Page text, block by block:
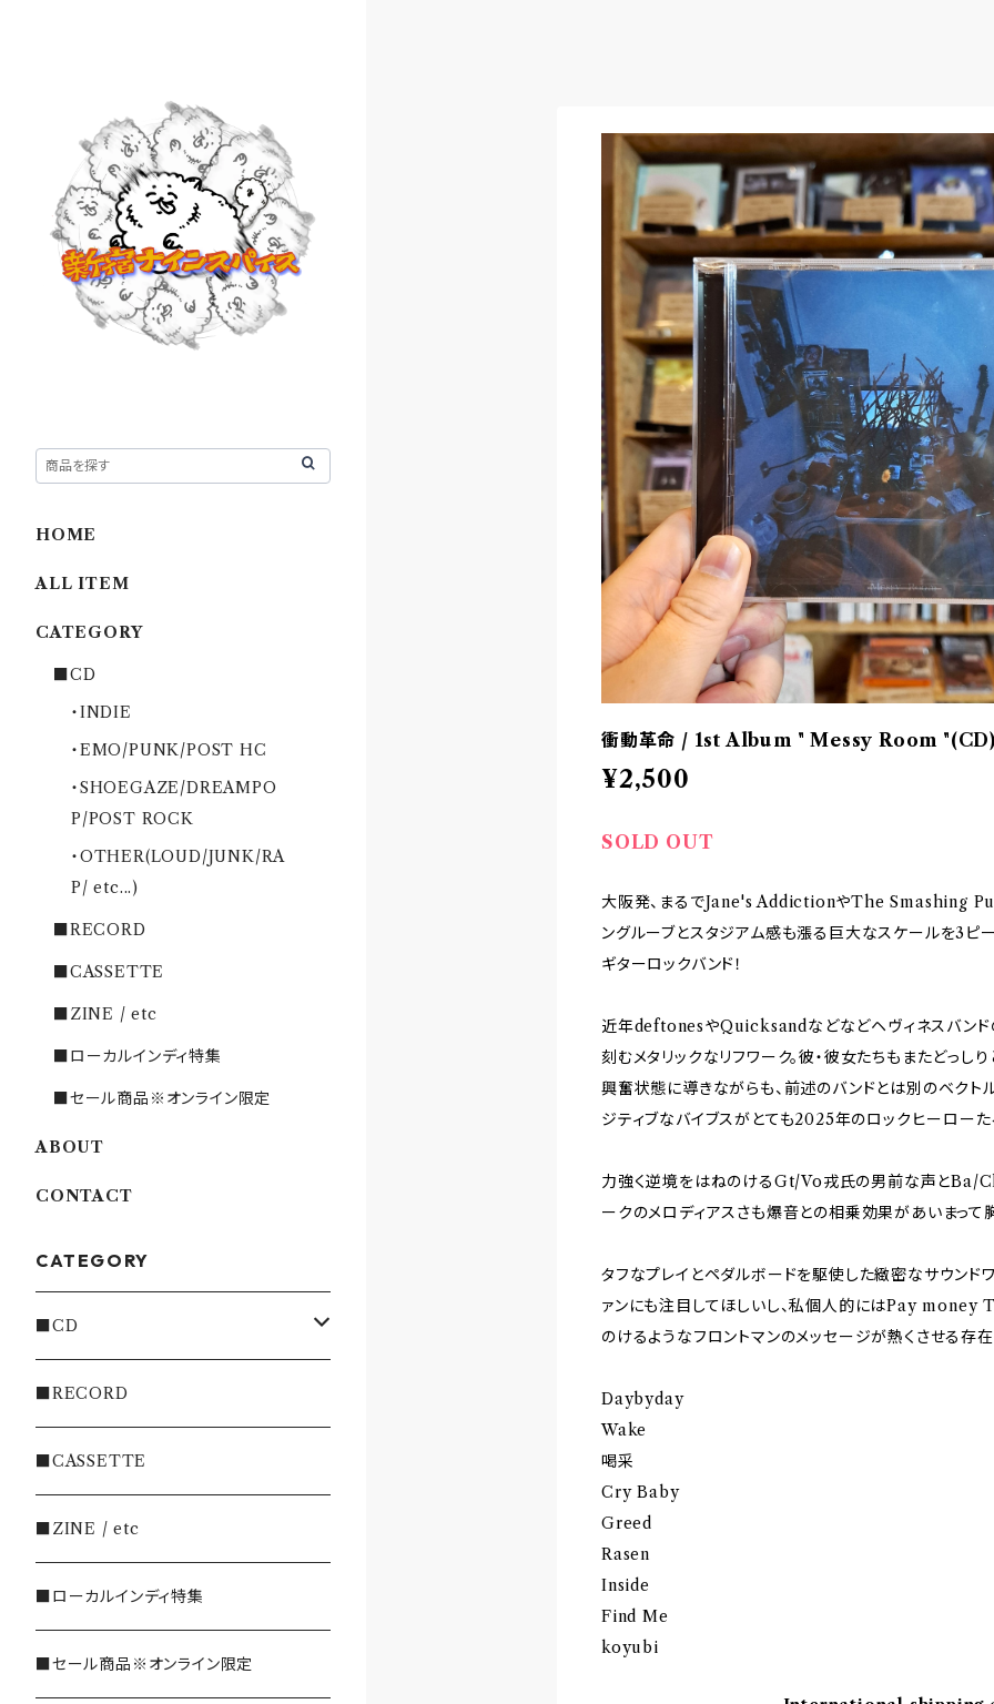
衝動革命 / 1st Album " Messy Room "(CD)
¥2,500
SOLD OUT
大阪発、まるでJane's AddictionやThe Smashing
ングルーブとスタジアム感も漲る巨大なスケールを3ピ
ギターロックバンド！
近年deftonesやQuicksandなどなどヘヴィネスバンド
刻むメタリックなリフワーク。彼・彼女たちもまたどっし
興奮状態に導きながらも、前述のバンドとは別のベク
ジティブなバイブスがとても2025年のロックヒーローた
力強く逆境をはねのけるGt/Vo戎氏の男前な声とBa/
ークのメロディアスさも爆音との相乗効果があいまって
タフなプレイとペダルボードを駆使した緻密なサウンド
ァンにも注目してほしいし、私個人的にはPay
のけるようなフロントマンのメッセージが熱くさせる存
Daybyday
Wake
喝采
Cry Baby
Greed
Rasen
Inside
Find Me
koyubi
HOME
ALL ITEM
CATEGORY
■CD
・INDIE
・EMO/PUNK/POST HC
・SHOEGAZE/DREAMPO
P/POST ROCK
・OTHER(LOUD/JUNK/RA
P/ etc...)
■RECORD
■CASSETTE
■ZINE / etc
■ローカルインディ特集
■セール商品※オンライン限定
ABOUT
CONTACT
CATEGORY
■CD
・INDIE
・EMO/PUNK/POST HC
・SHOEGAZE/DREAMPOP/POST
ROCK
・OTHER(LOUD/JUNK/RAP/ et
c...)
■RECORD
■CASSETTE
■ZINE / etc
■ローカルインディ特集
■セール商品※オンライン限定